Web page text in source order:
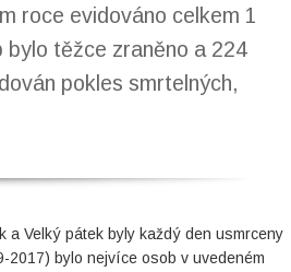
roce evidováno celkem 1
těžce zraněno a 224
pokles smrtelných,
Velký pátek byly každý den usmrceny
bylo nejvíce osob v uvedeném